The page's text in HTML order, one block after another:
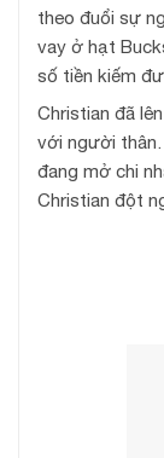
theo đuổi sự
vay ở hạt
số tiền kiếm
Christian đã
với người
đang mở chi
Christian đột